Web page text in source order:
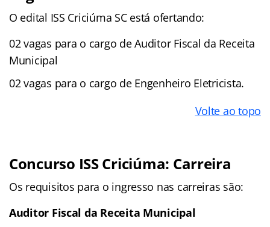
O edital ISS Criciúma SC está ofertando:
02 vagas para o cargo de Auditor Fiscal da Receita
Municipal
02 vagas para o cargo de Engenheiro Eletricista.
Volte ao topo
Concurso ISS Criciúma: Carreira
Os requisitos para o ingresso nas carreiras são:
Auditor Fiscal da Receita Municipal